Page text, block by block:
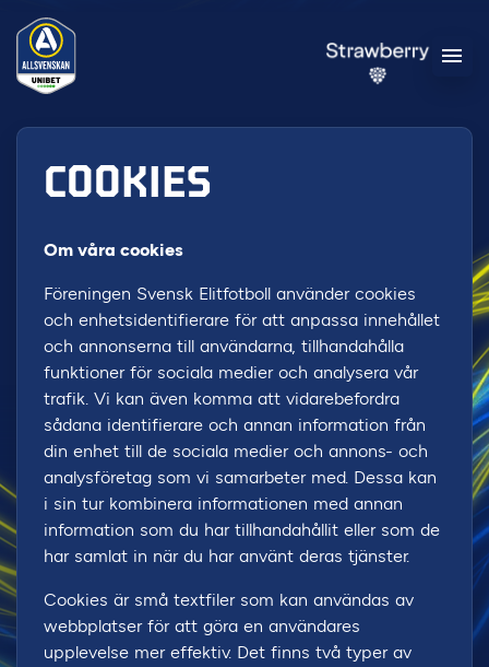
COOKIES
Om våra cookies
Föreningen Svensk Elitfotboll använder cookies
och enhetsidentifierare för att anpassa innehållet
och annonserna till användarna, tillhandahålla
funktioner för sociala medier och analysera vår
trafik. Vi kan även komma att vidarebefordra
sådana identifierare och annan information från
din enhet till de sociala medier och annons- och
analysföretag som vi samarbeter med. Dessa kan
i sin tur kombinera informationen med annan
information som du har tillhandahållit eller som de
har samlat in när du har använt deras tjänster.
Cookies är små textfiler som kan användas av
webbplatser för att göra en användares
upplevelse mer effektiv. Det finns två typer av